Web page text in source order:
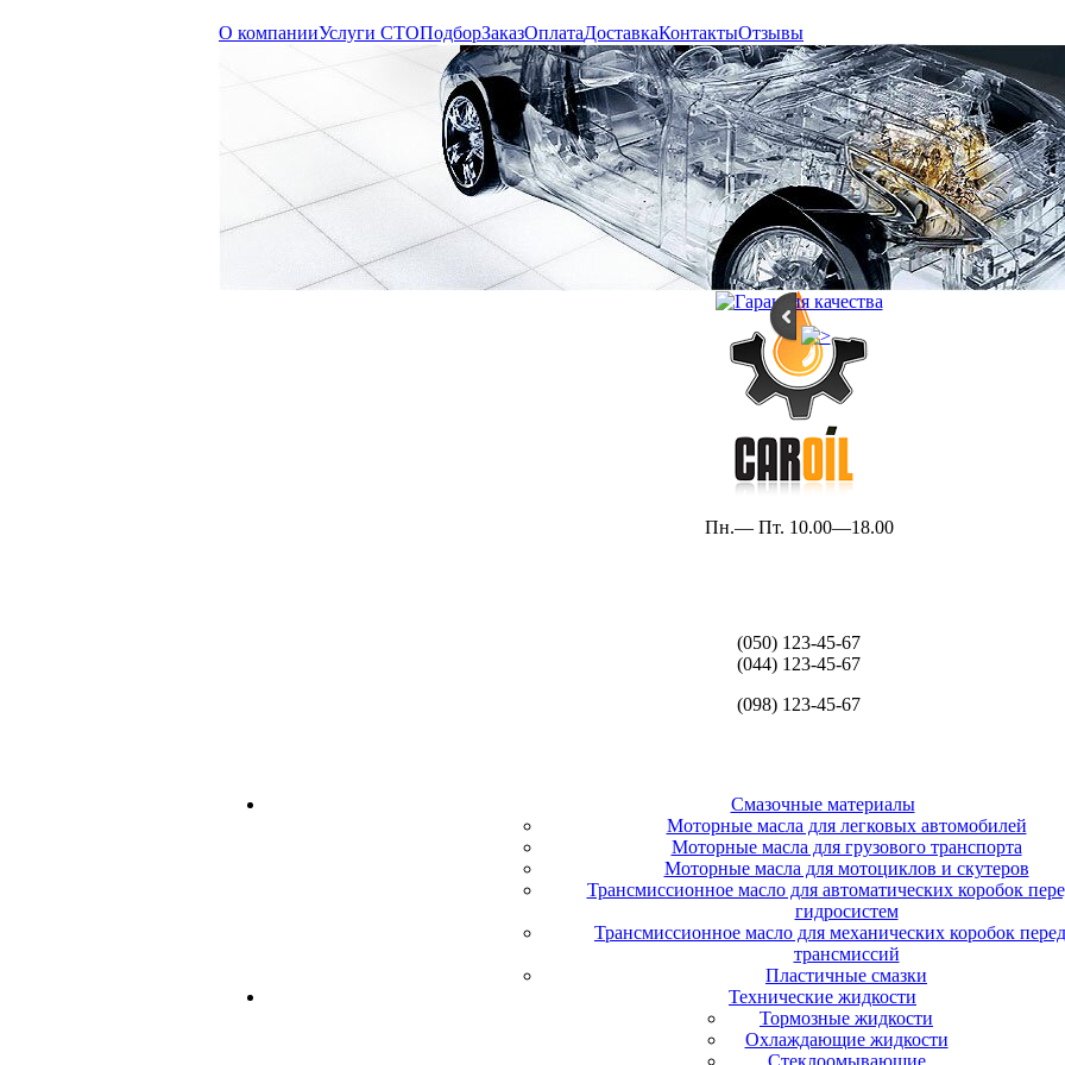
О компанииУслуги СТОПодборЗаказОплатаДоставкаКонтактыОтзывы
Пн.— Пт. 10.00—18.00
(050) 123-45-67
(044) 123-45-67
(098) 123-45-67
Смазочные материалы
Моторные масла для легковых автомобилей
Моторные масла для грузового транспорта
Моторные масла для мотоциклов и скутеров
Трансмиссионное масло для автоматических коробок
гидросистем
Трансмиссионное масло для механических коробок
трансмиссий
Пластичные смазки
Технические жидкости
Тормозные жидкости
Охлаждающие жидкости
Стеклоомывающие